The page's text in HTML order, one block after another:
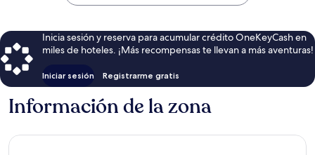
Inicia sesión y reserva para acumular crédito OneKeyCash en
miles de hoteles. ¡Más recompensas te llevan a más aventuras!
Iniciar sesión Registrarme gratis
Información de la zona